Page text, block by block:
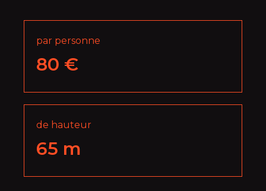
par personne
80 €
de hauteur
65 m